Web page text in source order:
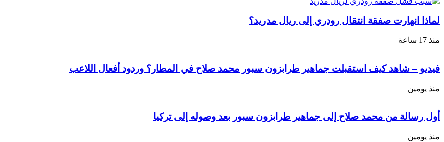
لماذا انهارت صفقة انتقال رودري إلى ريال مدريد؟
منذ 17 ساعة
فيديو – شاهد كيف استقبلت جماهير طرابزون سبور محمد صلاح في المطار؟ وردود أفعال اللاعب
منذ يومين
أول رسالة من محمد صلاح إلى جماهير طرابزون سبور بعد وصوله إلى تركيا
منذ يومين